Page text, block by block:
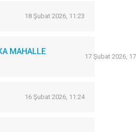
18 Şubat 2026, 11:23
MAHALLE
17 Şubat 2026,
16 Şubat 2026, 11:24